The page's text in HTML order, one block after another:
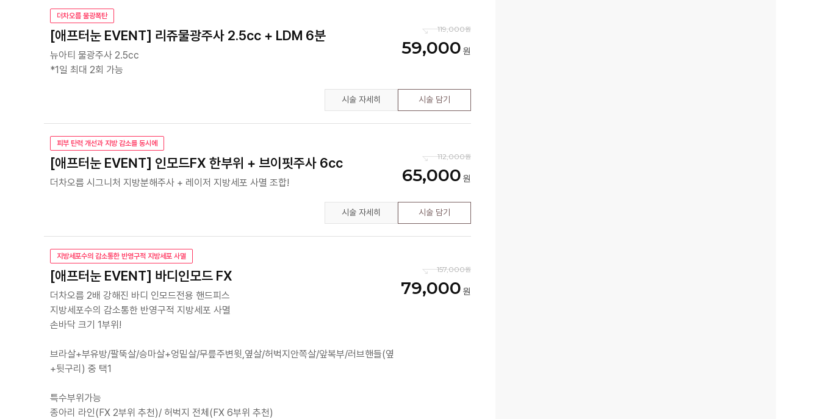
더차오름 물광폭탄
[애프터눈 EVENT] 리쥬물광주사 2.5cc + LDM 6분
뉴아티 물광주사 2.5cc
*1일 최대 2회 가능
119,000
59,000
시술 자세히 시술 담기
피부 탄력 개선과 지방 감소를 동시에
[애프터눈 EVENT] 인모드FX 한부위 + 브이핏주사 6cc
더차오름 시그니처 지방분해주사 + 레이저 지방세포 사멸 조합!
112,000
65,000
시술 자세히 시술 담기
지방세포수의 감소통한 반영구적 지방세포 사멸
[애프터눈 EVENT] 바디인모드 FX
더차오름 2배 강해진 바디 인모드전용 핸드피스
지방세포수의 감소통한 반영구적 지방세포 사멸
손바닥 크기 1부위!
브라살+부유방/팔뚝살/승마살+엉밑살/무릎주변윗,옆살/허벅지안쪽살/앞복부/러브핸들(옆
+뒷구리) 중 택1
특수부위가능
종아리 라인(FX 2부위 추천)/ 허벅지 전체(FX 6부위 추천)
157,000
79,000